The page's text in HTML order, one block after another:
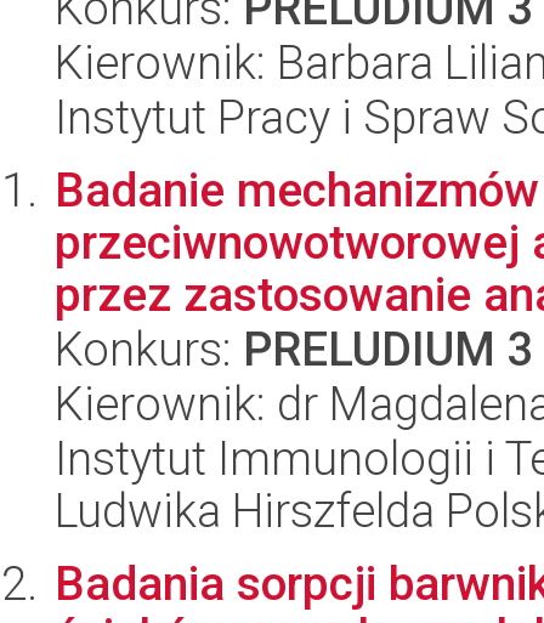
Kierownik: Barbara
Instytut Pracy i Spraw
Badanie
przeciwnowotworowej
przez zastosowanie
Konkurs: PRELUDIUM 3
Kierownik: dr
Instytut Immunologii i
Ludwika Hirszfelda
Badania sorpcji